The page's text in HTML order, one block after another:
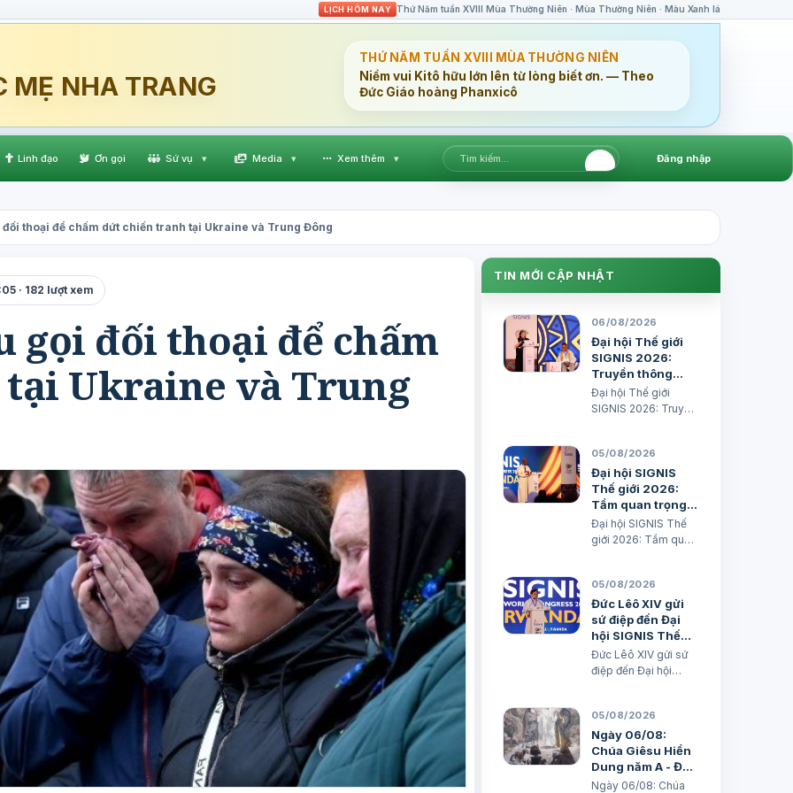
LỊCH HÔM NAY Thứ Năm tuần XVIII Mùa Thường Niên · Mùa Thường Niên · Màu Xanh lá
MẸ NHA TRANG
THỨ NĂM TUẦN XVIII MÙA THƯỜNG NIÊN
Niềm vui Kitô hữu lớn lên từ lòng biết ơn. — Theo
Đức Giáo hoàng Phanxicô
Linh đạo Ơn gọi Sứ vụ ▾ Media ▾ Xem thêm ▾ Đăng nhập
thoại để chấm dứt chiến tranh tại Ukraine và Trung Đông
· 182 lượt xem
gọi đối thoại để chấm
Ukraine và Trung
TIN MỚI CẬP NHẬT
06/08/2026
Đại hội Thế giới
SIGNIS 2026:
Truyền thông
phục vụ hòa bình
Đại hội Thế giới
SIGNIS 2026: Truyền
dịch
05/08/2026
Đại hội SIGNIS
Thế giới 2026:
Tầm quan trọng
của Truyền thông
đối với Truyền
Đại hội SIGNIS Thế
giới 2026: Tầm quan
giáo Xuân Đại biên
dịch
05/08/2026
Đức Lêô XIV gửi
sứ điệp đến Đại
hội SIGNIS Thế
giới tại Rwanda
Đức Lêô XIV gửi sứ
điệp đến Đại hội
biên dịch Ngày
05/08/2026 Nguồn:
Vatican News Xuân
Đại biên dịch
TGPSG/Vatican
05/08/2026
Ngày 06/08:
Chúa Giêsu Hiển
Dung năm A - Đến
với Chúa (Mt 17,1-
Ngày 06/08: Chúa